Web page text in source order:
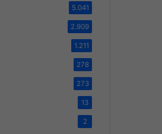
5.041
2.909
1.211
278
273
13
2